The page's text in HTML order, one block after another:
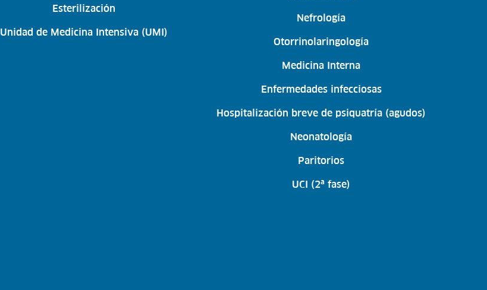
Esterilización
Unidad de Medicina Intensiva (UMI)
Nefrología
Otorrinolaringología
Medicina Interna
Enfermedades infecciosas
Hospitalización breve de psiquatría (agudos)
Neonatología
Paritorios
UCI (2ª fase)